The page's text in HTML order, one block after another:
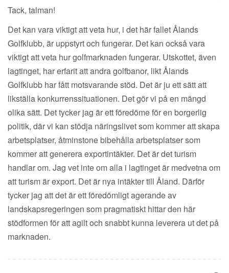
Tack, talman!
Det kan vara viktigt att veta hur, i det här fallet Ålands
Golfklubb, är uppstyrt och fungerar. Det kan också vara
viktigt att veta hur golfmarknaden fungerar. Utskottet, även
lagtinget, har erfarit att andra golfbanor, likt Ålands
Golfklubb har fått motsvarande stöd. Det är ju ett sätt att
likställa konkurrenssituationen. Det gör vi på en mängd
olika sätt. Det tycker jag är ett föredöme för en borgerlig
politik, där vi kan stödja näringslivet som kommer att skapa
arbetsplatser, åtminstone bibehålla arbetsplatser som
kommer att generera exportintäkter. Det är det turism
handlar om. Jag vet inte om alla i lagtinget är medvetna om
att turism är export. Det är nya intäkter till Åland. Därför
tycker jag att det är ett föredömligt agerande av
landskapsregeringen som pragmatiskt hittar den här
stödformen för att agilt och snabbt kunna leverera ut det på
marknaden.